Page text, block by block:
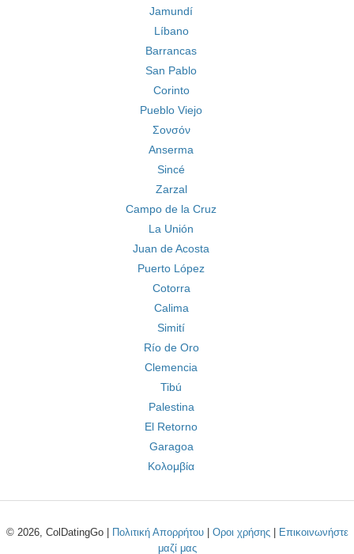
Jamundí
Líbano
Barrancas
San Pablo
Corinto
Pueblo Viejo
Σονσόν
Anserma
Sincé
Zarzal
Campo de la Cruz
La Unión
Juan de Acosta
Puerto López
Cotorra
Calima
Simití
Río de Oro
Clemencia
Tibú
Palestina
El Retorno
Garagoa
Κολομβία
© 2026, ColDatingGo | Πολιτική Απορρήτου| Οροι χρήσης|
Επικοινωνήστε
μαζί μας